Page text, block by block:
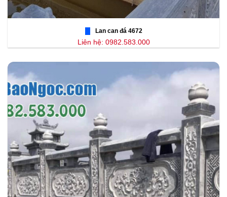
Lan can đá 4672
Liên hệ: 0982.583.000